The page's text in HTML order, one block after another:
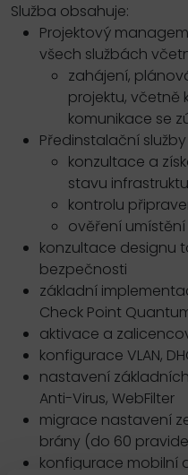
Služba obsahuje:
Projektový
všech službách
zahájení,
projektu, včetně
komunikace se
Předinstalační
konzultace a
stavu
kontrolu
ověření
konzultace designu
bezpečnosti
základní
Check Point
aktivace a
konfigurace VLAN,
nastavení
Anti-Virus, WebFilter
migrace nastavení
brány (do 60
konfigurace mobilní